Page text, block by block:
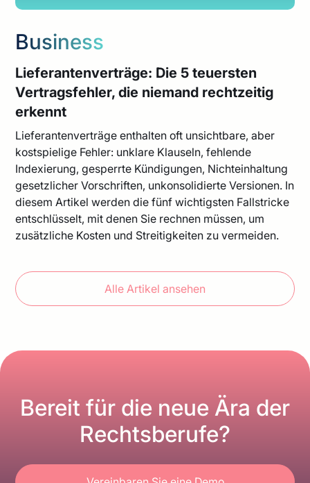
Business
Lieferantenverträge: Die 5 teuersten
Vertragsfehler, die niemand rechtzeitig
erkennt
Lieferantenverträge enthalten oft unsichtbare, aber
kostspielige Fehler: unklare Klauseln, fehlende
Indexierung, gesperrte Kündigungen, Nichteinhaltung
gesetzlicher Vorschriften, unkonsolidierte Versionen. In
diesem Artikel werden die fünf wichtigsten Fallstricke
entschlüsselt, mit denen Sie rechnen müssen, um
zusätzliche Kosten und Streitigkeiten zu vermeiden.
Alle Artikel ansehen
Bereit für die neue Ära der
Rechtsberufe?